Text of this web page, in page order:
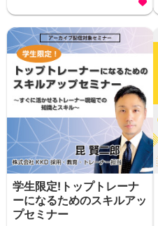
学生限定!トップトレーナ
ーになるためのスキルアッ
プセミナー